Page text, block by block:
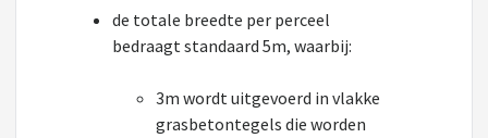
de totale breedte per perceel
bedraagtstandaard 5m, waarbij:
3m wordt uitgevoerd in vlakke
grasbetontegels die worden